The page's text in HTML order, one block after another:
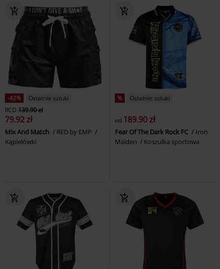
-42%
Ostatnie sztuki
RCD 139.90 zł
79.92 zł
Mix And Match
RED by EMP
Kąpielówki
% Ostatnie sztuki
od 189.90 zł
Fear Of The Dark Rock FC
Iron
Maiden
Koszulka sportowa